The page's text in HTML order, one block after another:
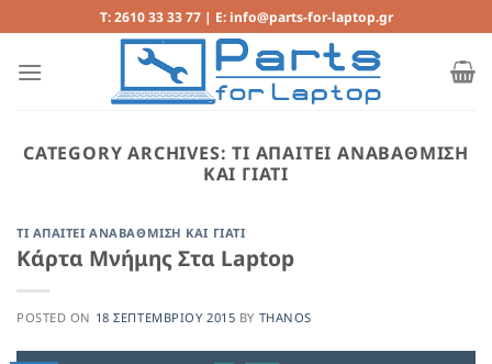
στο
περιεχόμενο
T: 2610 33 33 77 | E: info@parts-for-laptop.gr
CATEGORY ARCHIVES:ΤΙ ΑΠΑΙΤΕΙ ΑΝΑΒΑΘΜΙΣΗ
ΚΑΙ ΓΙΑΤΙ
ΤΙ ΑΠΑΙΤΕΙ ΑΝΑΒΑΘΜΙΣΗ ΚΑΙ ΓΙΑΤΙ
Κάρτα Μνήμης Στα Laptop
POSTED ON 18 ΣΕΠΤΕΜΒΡΊΟΥ 2015 BY THANOS